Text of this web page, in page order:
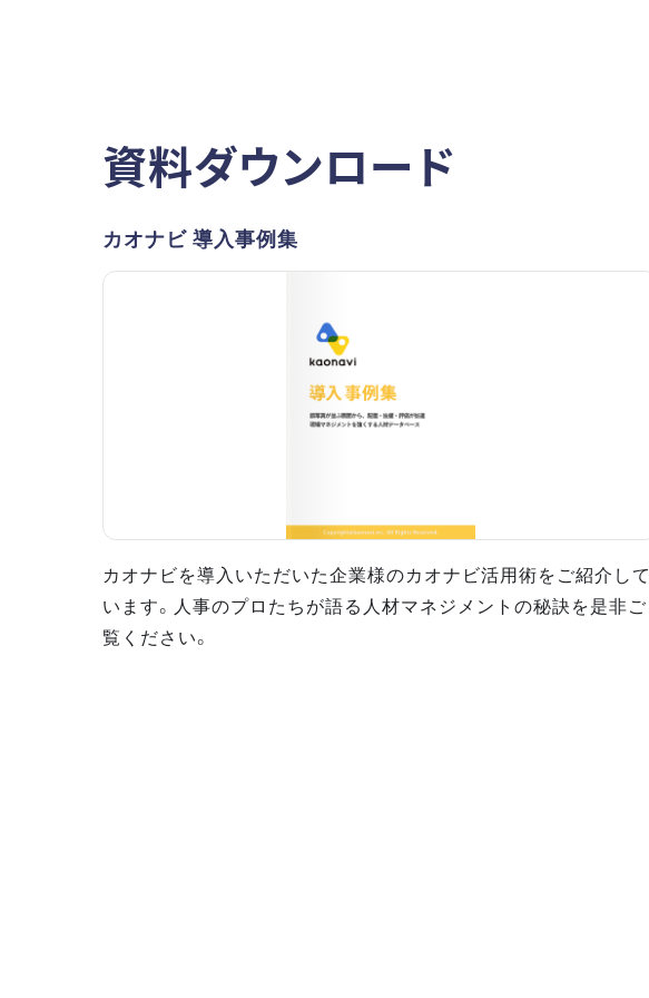
資料ダウンロード
カオナビ 導入事例集
カオナビを導入いただいた企業様のカオナビ活用術をご紹介して
います。人事のプロたちが語る人材マネジメントの秘訣を是非ご
覧ください。